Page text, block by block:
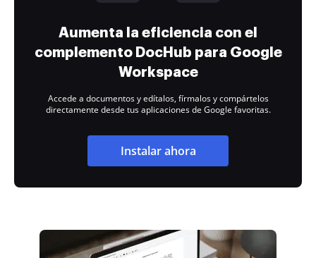
Aumenta la eficiencia con el
complemento DocHub para Google
Workspace
Accede a documentos y edítalos, fírmalos y compártelos
directamente desde tus aplicaciones de Google favoritas.
Instalar ahora